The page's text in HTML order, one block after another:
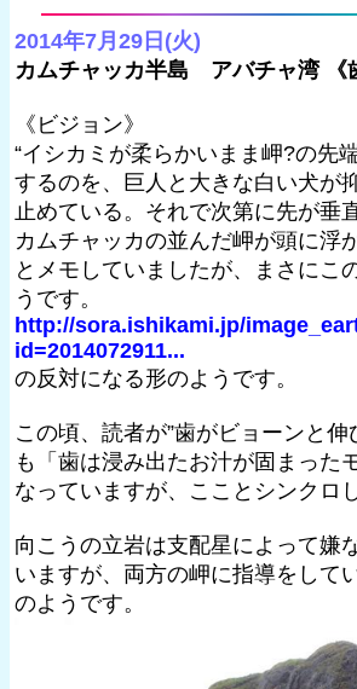
2014年7月29日(火)
カムチャッカ半島 アバチャ湾 《
《ビジョン》
“イシカミが柔らかいまま岬?の先
するのを、巨人と大きな白い犬が
止めている。それで次第に先が垂
カムチャッカの並んだ岬が頭に浮
とメモしていましたが、まさにこ
うです。
http://sora.ishikami.jp/
id=2014072911...
の反対になる形のようです。
この頃、読者が”歯がビョーンと
も「歯は浸み出たお汁が固まった
なっていますが、こことシンクロ
向こうの立岩は支配星によって嫌
いますが、両方の岬に指導をして
のようです。